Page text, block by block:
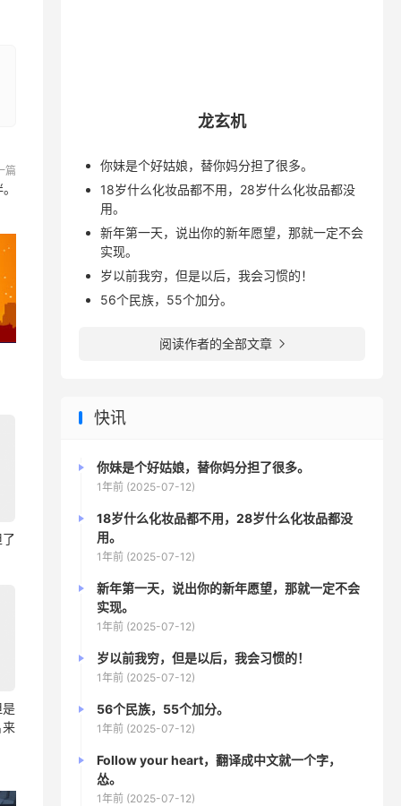
篇
是
龙玄机
你妹是个好姑娘，替你妈分担了很多。
18岁什么化妆品都不用，28岁什么化妆品都没
用。
新年第一天，说出你的新年愿望，那就一定不会
实现。
岁以前我穷，但是以后，我会习惯的！
56个民族，55个加分。
阅读作者的全部文章 
快讯
你妹是个好姑娘，替你妈分担了很多。
1年前 (2025-07-12)
18岁什么化妆品都不用，28岁什么化妆品都没
用。
1年前 (2025-07-12)
新年第一天，说出你的新年愿望，那就一定不会
实现。
1年前 (2025-07-12)
岁以前我穷，但是以后，我会习惯的！
1年前 (2025-07-12)
56个民族，55个加分。
1年前 (2025-07-12)
Follow your heart，翻译成中文就一个字，
怂。
1年前 (2025-07-12)